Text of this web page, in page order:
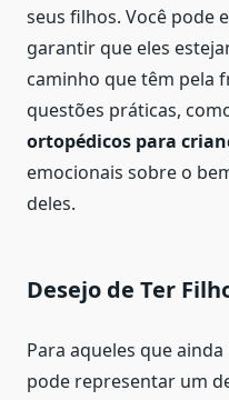
seus filhos. Você pode
garantir que eles
caminho que têm pela
questões práticas,
ortopédicos para
emocionais sobre o
deles.
Desejo de Ter
Para aqueles que
pode representar um